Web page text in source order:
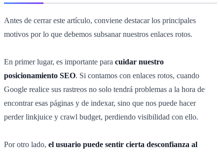
Antes de cerrar este artículo, conviene destacar los principales
motivos por lo que debemos subsanar nuestros enlaces rotos.
En primer lugar, es importante para cuidar nuestro
posicionamiento SEO. Si contamos con enlaces rotos, cuando
Google realice sus rastreos no solo tendrá problemas a la hora de
encontrar esas páginas y de indexar, sino que nos puede hacer
perder linkjuice y crawl budget, perdiendo visibilidad con ello.
Por otro lado, el usuario puede sentir cierta desconfianza al